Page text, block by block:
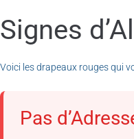
Signes
Voici les drapeaux rouges qui
Pas